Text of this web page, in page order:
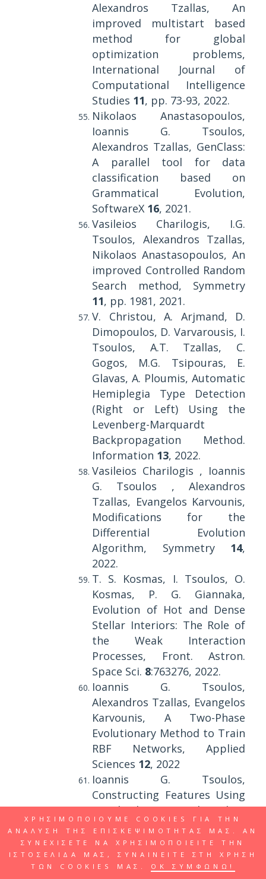
ΧΡΗΣΙΜΟΠΟΙΟΥΜΕ COOKIES ΓΙΑ ΤΗΝ
ΑΝΑΛΥΣΗ ΤΗΣ ΕΠΙΣΚΕΨΙΜΟΤΗΤΑΣ ΜΑΣ. ΑΝ
ΣΥΝΕΧΙΣΕΤΕ ΝΑ ΧΡΗΣΙΜΟΠΟΙΕΙΤΕ ΤΗΝ
ΙΣΤΟΣΕΛΙΔΑ ΜΑΣ, ΣΥΝΑΙΝΕΙΤΕ ΣΤΗ ΧΡΗΣΗ
ΤΩΝ COOKIES ΜΑΣ. ΟΚ ΣΥΜΦΩΝΩ!
Alexandros Tzallas, An
improved multistart based
method for global
optimization problems,
International Journal of
Computational Intelligence
Studies 11, pp. 73-93, 2022.
Nikolaos Anastasopoulos,
Ioannis G. Tsoulos,
Alexandros Tzallas, GenClass:
A parallel tool for data
classification based on
Grammatical Evolution,
SoftwareX 16, 2021.
Vasileios Charilogis, I.G.
Tsoulos, Alexandros Tzallas,
Nikolaos Anastasopoulos, An
improved Controlled Random
Search method, Symmetry
11, pp. 1981, 2021.
V. Christou, A. Arjmand, D.
Dimopoulos, D. Varvarousis, I.
Tsoulos, A.T. Tzallas, C.
Gogos, M.G. Tsipouras, E.
Glavas, A. Ploumis, Automatic
Hemiplegia Type Detection
(Right or Left) Using the
Levenberg-Marquardt
Backpropagation Method.
Information 13, 2022.
Vasileios Charilogis , Ioannis
G. Tsoulos , Alexandros
Tzallas, Evangelos Karvounis,
Modifications for the
Differential Evolution
Algorithm, Symmetry 14,
2022.
T. S. Kosmas, I. Tsoulos, O.
Kosmas, P. G. Giannaka,
Evolution of Hot and Dense
Stellar Interiors: The Role of
the Weak Interaction
Processes, Front. Astron.
Space Sci. 8:763276, 2022.
Ioannis G. Tsoulos,
Alexandros Tzallas, Evangelos
Karvounis, A Two-Phase
Evolutionary Method to Train
RBF Networks, Applied
Sciences 12, 2022
Ioannis G. Tsoulos,
Constructing Features Using
a Hybrid Genetic Algorithm,
Signals 2, pp. 174-188, 2022.
Evangelos D. Spyrou, Ioannis
G. Tsoulos, Chrysostomos
Stylios, Applying and